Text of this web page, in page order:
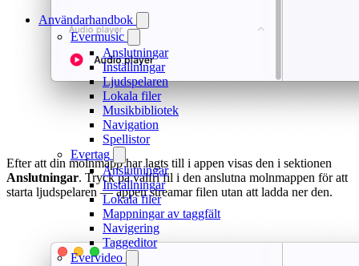
Användarhandbok
Evermusic
Anslutningar
Inställningar
Ljudspelaren
Lokala filer
Musikbibliotek
Navigation
Spellistor
Evertag
Anslutningar
Inställningar
Lokala filer
Mappningar av taggfält
Navigering
Taggeditor
Evervideo
Efter att din molnmapp har lagts till i appen visas den i sektionen
Anslutningar. Tryck på valfri fil i den anslutna molnmappen för att
starta ljudspelaren — appen streamar filen utan att ladda ner den.